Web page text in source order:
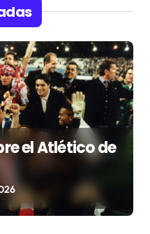
el Atlético de